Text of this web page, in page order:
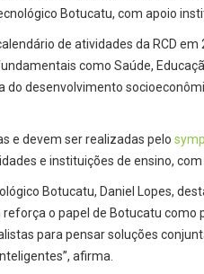
Botucatu, com apoio
de atividades da RCD
como Saúde,
do desenvolvimento
e devem ser realizadas pelo
e instituições de ensino, com
Botucatu, Daniel Lopes,
reforça o papel de Botucatu
para pensar soluções
afirma.